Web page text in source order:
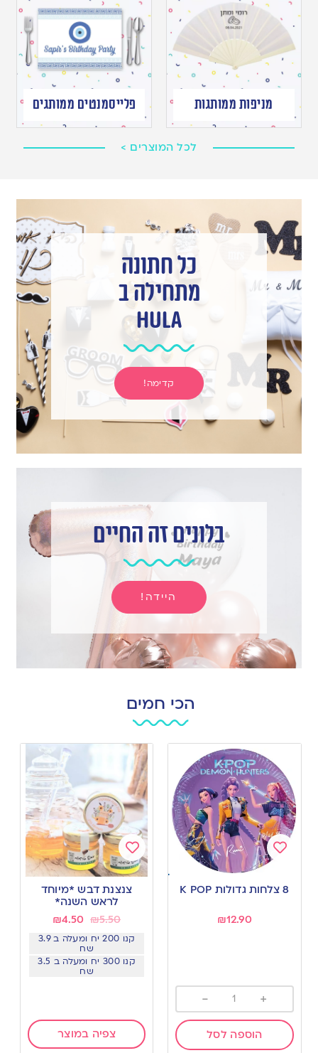
מניפות ממותגות פלייסמנטים ממותגים
לכל המוצרים >
כל חתונה
מתחילה ב
hula
קדימה!
בלונים זה החיים
היידה!
הכי חמים
to
wishlist
8 צלחות גדולות K POP
₪12.90
+
-
הוספה לסל
Add
wishlist
צנצנת דבש *מיוחד
לראש השנה*
₪5.50
₪4.50
קנו 200 יח ומעלה ב 3.9
שח
קנו 300 יח ומעלה ב 3.5
שח
צפיה במוצר